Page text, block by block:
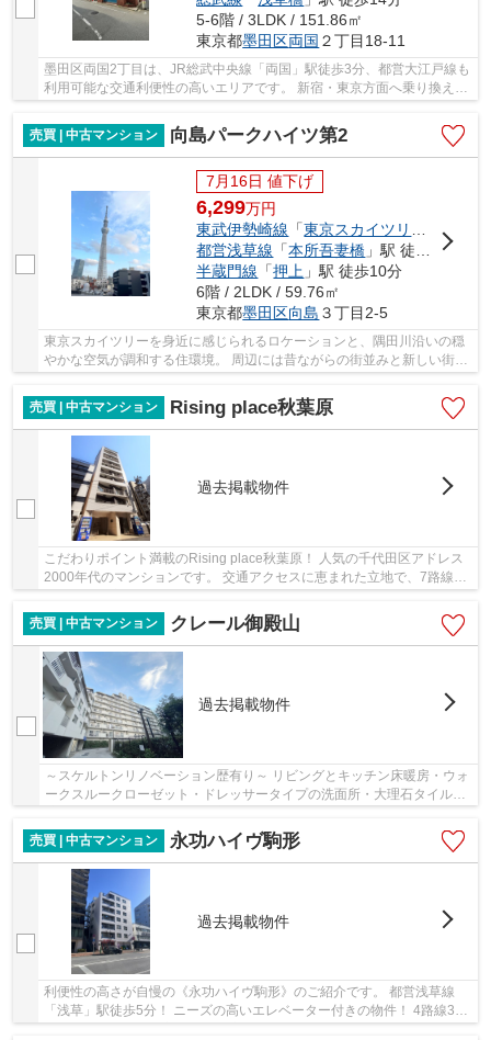
5-6階 / 3LDK / 151.86㎡
東京都墨田区両国 ２丁目18-11
墨田区両国2丁目は、JR総武中央線「両国」駅徒歩3分、都営大江戸線も
利用可能な交通利便性の高いエリアです。 新宿・東京方面へ乗り換え少
なくアクセスでき、通勤・通学の選択肢が広が...
売買 | 中古マンション
向島パークハイツ第2
7月16日 値下げ
6,299万円
東武伊勢崎線 「東京スカイツリー
」駅 徒
都営浅草線 「本所吾妻橋 」駅 徒歩9分
半蔵門線 「押上 」駅 徒歩10分
6階 / 2LDK / 59.76㎡
東京都墨田区向島 ３丁目2-5
東京スカイツリーを身近に感じられるロケーションと、隅田川沿いの穏
やかな空気が調和する住環境。 周辺には昔ながらの街並みと新しい街の
魅力が共存し、日常の中にほどよい賑わいと落...
売買 | 中古マンション
Rising place秋葉原
過去掲載物件
こだわりポイント満載のRising place秋葉原！ 人気の千代田区アドレス
2000年代のマンションです。 交通アクセスに恵まれた立地で、7路線利
用可能な好立地の物件です。 JR山手線「秋葉...
売買 | 中古マンション
クレール御殿山
過去掲載物件
～スケルトンリノベーション歴有り～ リビングとキッチン床暖房・ウォ
ークスルークローゼット・ドレッサータイプの洗面所・大理石タイルの
売買 | 中古マンション
永功ハイヴ駒形
過去掲載物件
利便性の高さが自慢の《永功ハイヴ駒形》のご紹介です。 都営浅草線
「浅草」駅徒歩5分！ ニーズの高いエレベーター付きの物件！ 4路線3駅